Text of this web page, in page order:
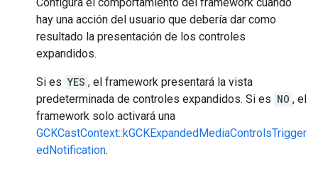
hay una acción del usuario que debería dar como
resultado la presentación de los controles
expandidos.
Si es YES , el framework presentará la vista
predeterminada de controles expandidos. Si es NO , el
framework solo activará una
GCKCastContext::kGCKExpandedMediaControlsTrigger
edNotification.